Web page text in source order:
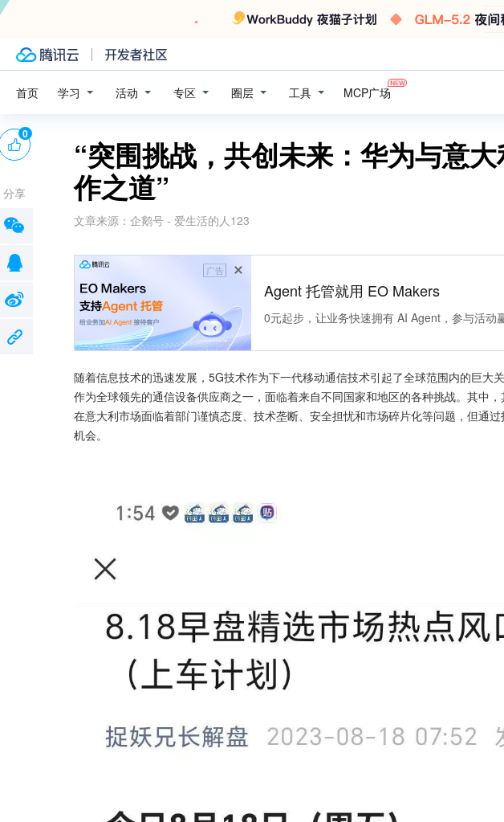
首页 学习 活动 专区 圈层 工具 MCP广场
“突围挑战，共创未来：华为与意
作之道”
文章来源： 企鹅号 - 爱生活的人123
广告
Agent 托管就用 EO Makers
0元起步，让业务快速拥有 AI Agent，参与活动
随着信息技术的迅速发展，5G技术作为下一代移动通信技术引起了全球范围内的巨大
作为全球领先的通信设备供应商之一，面临着来自不同国家和地区的各种挑战。其中
在意大利市场面临着部门谨慎态度、技术垄断、安全担忧和市场碎片化等问题，但通
机会。
0
分享